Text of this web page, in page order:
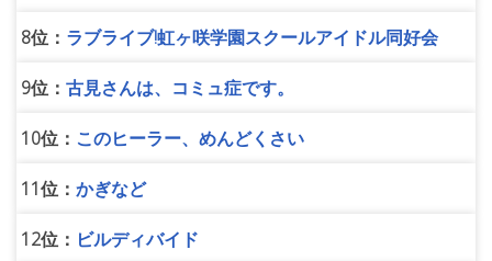
8位： ラブライブ!虹ヶ咲学園スクールアイドル同好会
9位： 古見さんは、コミュ症です。
10位： このヒーラー、めんどくさい
11位： かぎなど
12位： ビルディバイド